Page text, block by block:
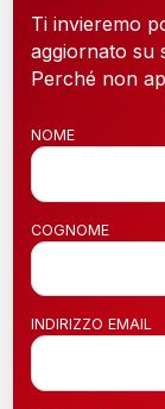
Ti invieremo
aggiornato su
Perché non
NOME
COGNOME
INDIRIZZO EMAIL